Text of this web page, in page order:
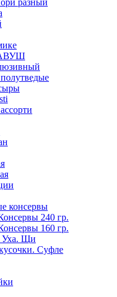
разный
консервы
240 гр.
160 гр.
Щи
Суфле